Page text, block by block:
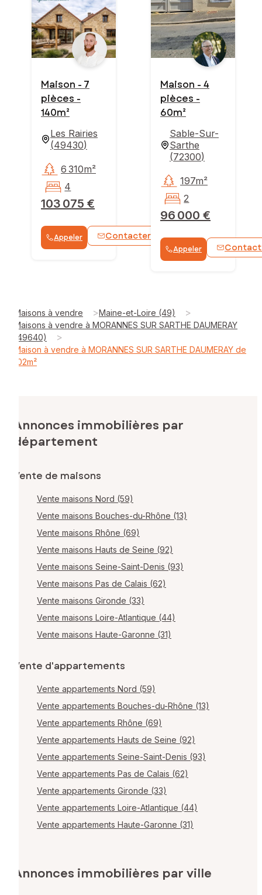
Maison - 7
pièces -
140m²
Les Rairies
(49430)
103 075 €
6 310m²
4
Appeler Contacter WhatsApp
Maison - 4
pièces -
60m²
Sable-Sur-
Sarthe
(72300)
96 000 €
197m²
2
Appeler
Maisons à vendre >Maine-et-Loire (49) >
Maisons à vendre à MORANNES SUR SARTHE DAUMERAY
(49640)
>
Maison à vendre à MORANNES SUR SARTHE DAUMERAY de
102m²
Annonces immobilières par
département
Vente de maisons
Vente maisons Nord (59)
Vente maisons Bouches-du-Rhône (13)
Vente maisons Rhône (69)
Vente maisons Hauts de Seine (92)
Vente maisons Seine-Saint-Denis (93)
Vente maisons Pas de Calais (62)
Vente maisons Gironde (33)
Vente maisons Loire-Atlantique (44)
Vente maisons Haute-Garonne (31)
Vente d'appartements
Vente appartements Nord (59)
Vente appartements Bouches-du-Rhône (13)
Vente appartements Rhône (69)
Vente appartements Hauts de Seine (92)
Vente appartements Seine-Saint-Denis (93)
Vente appartements Pas de Calais (62)
Vente appartements Gironde (33)
Vente appartements Loire-Atlantique (44)
Vente appartements Haute-Garonne (31)
Annonces immobilières par ville